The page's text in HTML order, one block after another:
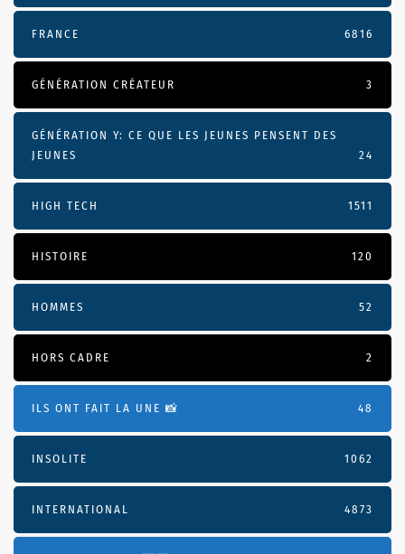
FRANCE 6816
GÉNÉRATION CRÉATEUR 3
GÉNÉRATION Y: CE QUE LES JEUNES PENSENT DES
JEUNES
24
HIGH TECH 1511
HISTOIRE 120
HOMMES 52
HORS CADRE 2
ILS ONT FAIT LA UNE 📸 48
INSOLITE 1062
INTERNATIONAL 4873